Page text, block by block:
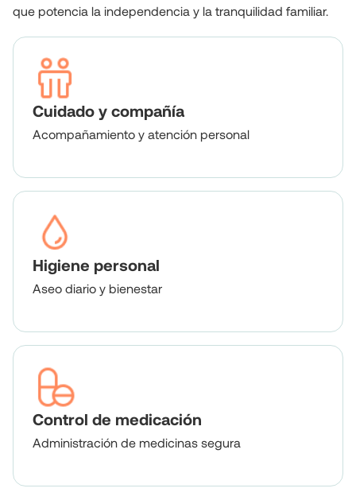
que potencia la independencia y la tranquilidad familiar.
Cuidado y compañía
Acompañamiento y atención personal
Higiene personal
Aseo diario y bienestar
Control de medicación
Administración de medicinas segura